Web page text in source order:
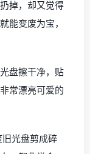
还可以拿
忆犹新吧，相
着科技日益发
掉，却又觉得